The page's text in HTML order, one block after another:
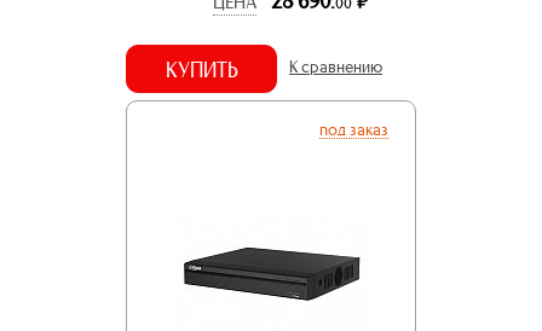
КУПИТЬ К сравнению
под заказ